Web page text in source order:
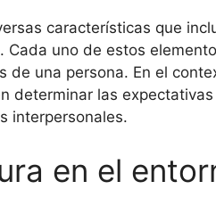
características que
uno de estos
una persona. En el
determinar las
interpersonales.
en el